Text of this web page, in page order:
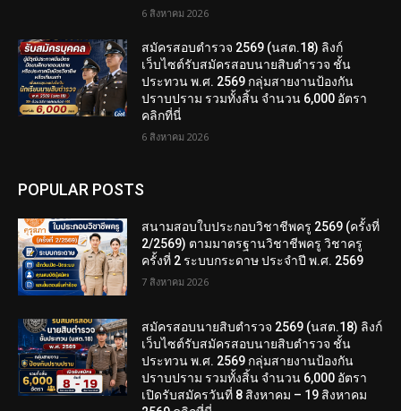
6 สิงหาคม 2026
สมัครสอบตํารวจ 2569 (นสต.18) ลิงก์
เว็บไซต์รับสมัครสอบนายสิบตำรวจ ชั้น
ประทวน พ.ศ. 2569 กลุ่มสายงานป้องกัน
ปราบปราม รวมทั้งสิ้น จำนวน 6,000 อัตรา
คลิกที่นี่
6 สิงหาคม 2026
POPULAR POSTS
สนามสอบใบประกอบวิชาชีพครู 2569 (ครั้งที่
2/2569) ตามมาตรฐานวิชาชีพครู วิชาครู
ครั้งที่ 2 ระบบกระดาษ ประจำปี พ.ศ. 2569
7 สิงหาคม 2026
สมัครสอบนายสิบตำรวจ 2569 (นสต.18) ลิงก์
เว็บไซต์รับสมัครสอบนายสิบตำรวจ ชั้น
ประทวน พ.ศ. 2569 กลุ่มสายงานป้องกัน
ปราบปราม รวมทั้งสิ้น จำนวน 6,000 อัตรา
เปิดรับสมัครวันที่ 8 สิงหาคม – 19 สิงหาคม